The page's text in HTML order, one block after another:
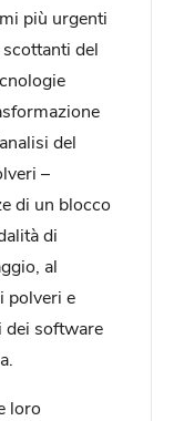
più urgenti
del
del
–
di un blocco
di
al
polveri e
dei software
loro